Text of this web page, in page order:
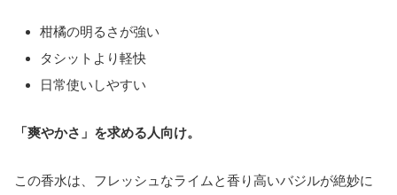
柑橘の明るさが強い
タシットより軽快
日常使いしやすい
「爽やかさ」を求める人向け。
この香水は、フレッシュなライムと香り高いバジルが絶妙に